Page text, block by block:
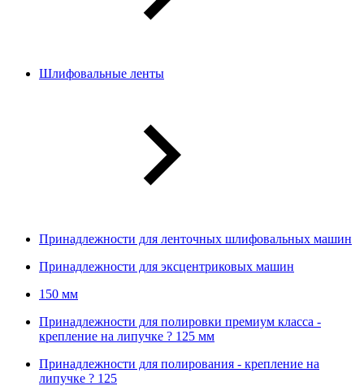
Шлифовальные ленты
Принадлежности для ленточных шлифовальных машин
Принадлежности для эксцентриковых машин
150 мм
Принадлежности для полировки премиум класса -
крепление на липучке ? 125 мм
Принадлежности для полирования - крепление на
липучке ? 125